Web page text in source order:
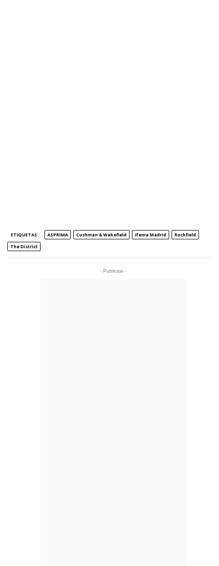
ETIQUETAS ASPRIMA Cushman & Wakefield Ifema Madrid
Rockfield
The District
- Publicitat -